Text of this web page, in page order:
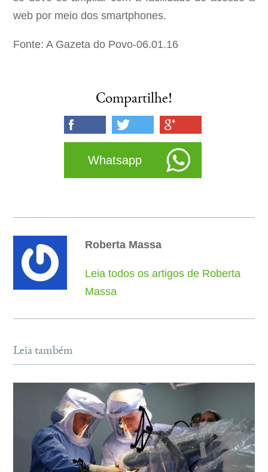
web por meio dos smartphones.
Fonte: A Gazeta do Povo-06.01.16
Compartilhe!
Whatsapp
Roberta Massa
Leia todos os artigos de Roberta
Massa
Leia também